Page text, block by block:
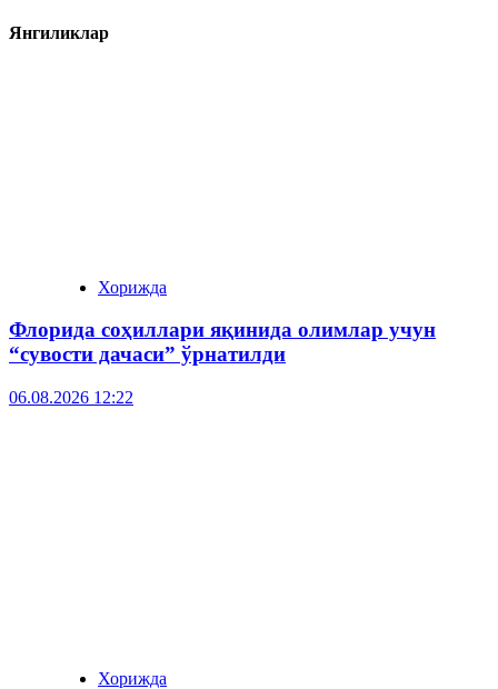
Янгиликлар
Хорижда
Флорида соҳиллари яқинида олимлар учун
“сувости дачаси” ўрнатилди
06.08.2026 12:22
Хорижда